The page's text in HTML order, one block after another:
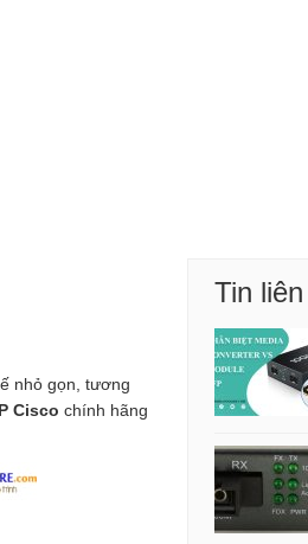
nhỏ gọn, tương
Cisco chính hãng
Tin